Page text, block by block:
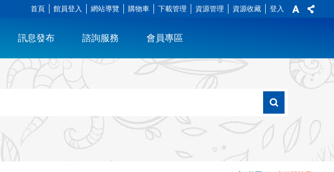
首頁 館員登入 網站導覽 購物車 下載管理 資源管理 資源收藏 登入
訊息發布 諮詢服務 會員專區